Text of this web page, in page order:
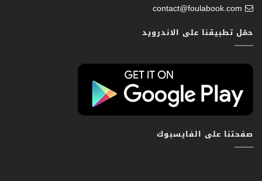
contact@foulabook.com
حمّل تطبيقنا على الاندرويد
صفحتنا على الفايسبوك